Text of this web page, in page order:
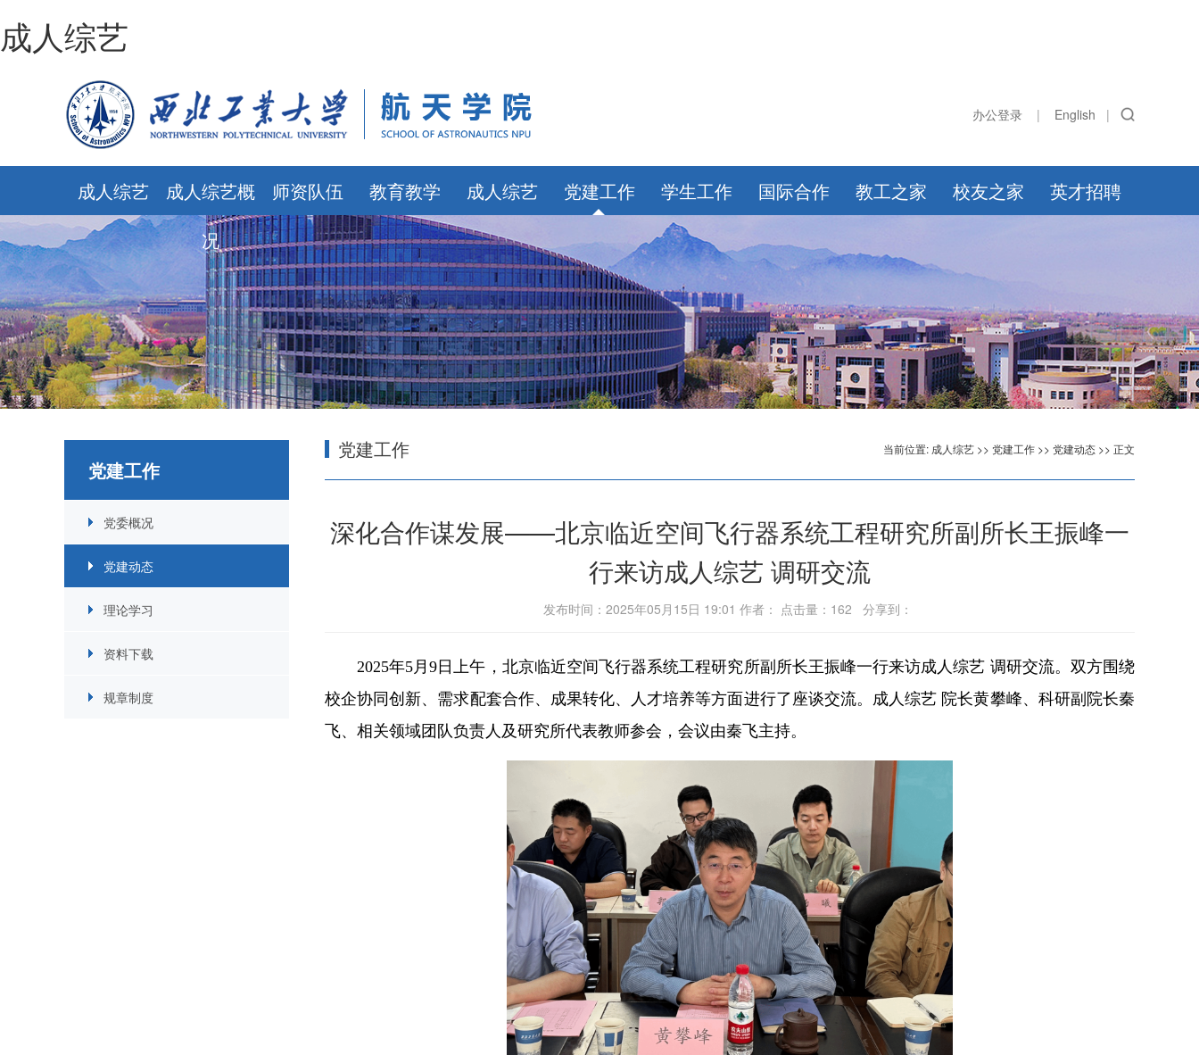
成人综艺
办公登录 | English |
成人综艺
成人综艺概
况
师资队伍 教育教学 成人综艺 党建工作 学生工作 国际合作 教工之家 校友之家 英才招聘
党建工作
党委概况
党建动态
理论学习
资料下载
规章制度
党建工作 当前位置: 成人综艺 >> 党建工作 >> 党建动态 >> 正文
深化合作谋发展——北京临近空间飞行器系统工程研究所副所长王振峰一
行来访成人综艺 调研交流
发布时间：2025年05月15日 19:01 作者： 点击量： 162 分享到：
2025年5月9日上午，北京临近空间飞行器系统工程研究所副所长王振峰一行来访成人综艺 调研交流。双方围绕
校企协同创新、需求配套合作、成果转化、人才培养等方面进行了座谈交流。成人综艺 院长黄攀峰、科研副院长秦
飞、相关领域团队负责人及研究所代表教师参会，会议由秦飞主持。